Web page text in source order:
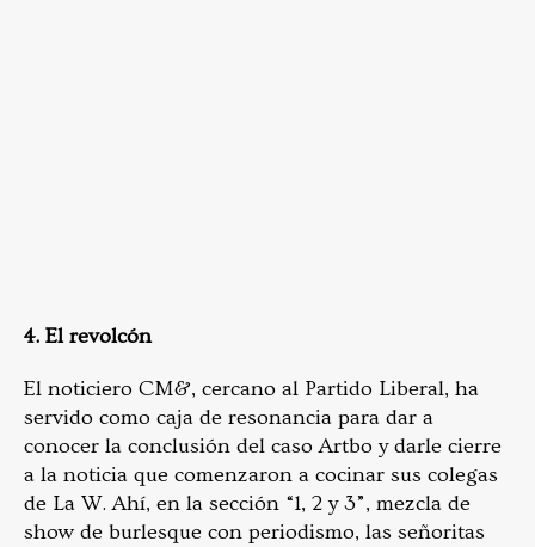
4. El revolcón
El noticiero CM&, cercano al Partido Liberal, ha
servido como caja de resonancia para dar a
conocer la conclusión del caso Artbo y darle cierre
a la noticia que comenzaron a cocinar sus colegas
de La W. Ahí, en la sección “1, 2 y 3”, mezcla de
show de burlesque con periodismo, las señoritas